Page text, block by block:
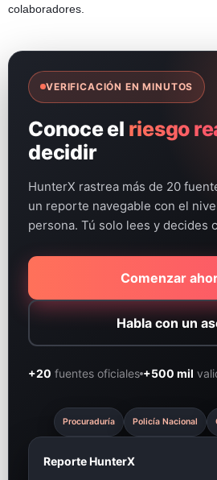
colaboradores.
VERIFICACIÓN EN MINUTOS
Conoce el riesgo
decidir
HunterX rastrea más de 20
un reporte navegable con el
persona. Tú solo lees y decides
Comenzar
Habla con un
+20 fuentes oficiales +500 mil
Procuraduría Policía Nacional
Reporte HunterX